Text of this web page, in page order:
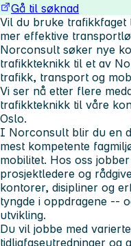
Gå til søknad
Vil du bruke trafikkfaget
mer effektive
Norconsult søker nye
trafikkteknikk til et av
trafikk, transport og
Vi ser nå etter flere
trafikkteknikk til våre
Oslo.
I Norconsult blir du en
mest kompetente
mobilitet. Hos oss
prosjektledere og
kontorer, disipliner og
tyngde i oppdragene --
utvikling.
Du vil jobbe med
tidligfaseutredninger og